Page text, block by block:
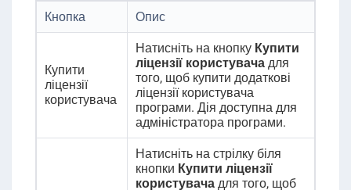
Кнопка Опис
Купити
ліцензії
користувача
Натисніть на кнопку Купити
ліцензії користувача для
того, щоб купити додаткові
ліцензії користувача
програми. Дія доступна для
адміністратора програми.
Натисніть на стрілку біля
кнопки Купити ліцензії
користувачадля того, щоб